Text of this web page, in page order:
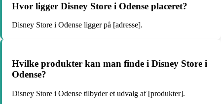
Hvor ligger Disney Store i Odense placeret?
Disney Store i Odense ligger på [adresse].
Hvilke produkter kan man finde i Disney Store i
Odense?
Disney Store i Odense tilbyder et udvalg af [produkter].